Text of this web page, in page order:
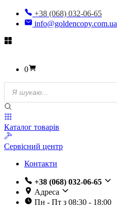
+38 (068) 032-06-65
info@goldencopy.com.ua
0
Пошук
товарів
Каталог товарів
Сервісний центр
Контакти
+38 (068) 032-06-65
Адреса
Пн - Пт з 08:30 - 18:00